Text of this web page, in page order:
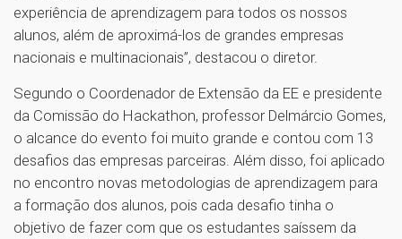
experiência de aprendizagem para todos os nossos
alunos, além de aproximá-los de grandes empresas
nacionais e multinacionais”, destacou o diretor.
Segundo o Coordenador de Extensão da EE e presidente
da Comissão do Hackathon, professor Delmárcio Gomes,
o alcance do evento foi muito grande e contou com 13
desafios das empresas parceiras. Além disso, foi aplicado
no encontro novas metodologias de aprendizagem para
a formação dos alunos, pois cada desafio tinha o
objetivo de fazer com que os estudantes saíssem da